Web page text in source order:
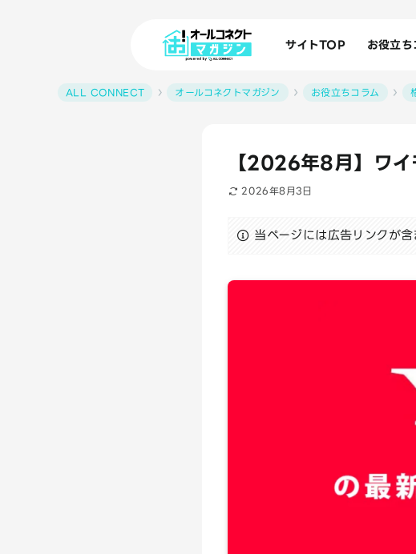
サイトTOP お役立ち
ALL CONNECT オールコネクトマガジン お役立ちコラム
【2026年8月】ワイ
2026年8月3日
当ページには広告リンクが含